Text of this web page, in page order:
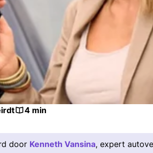
4 min
door Kenneth Vansina, expert